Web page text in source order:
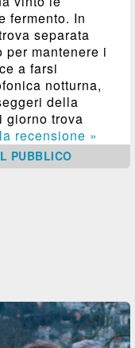
fermento. In
separata
mantenere i
a farsi
notturna,
della
giorno trova
recensione »
PUBBLICO